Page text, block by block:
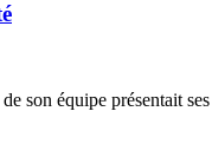
son équipe présentait